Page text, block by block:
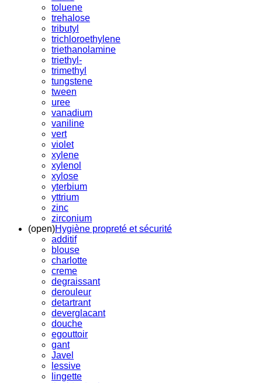
toluene
trehalose
tributyl
trichloroethylene
triethanolamine
triethyl-
trimethyl
tungstene
tween
uree
vanadium
vaniline
vert
violet
xylene
xylenol
xylose
yterbium
yttrium
zinc
zirconium
(open)Hygiène propreté et sécurité
additif
blouse
charlotte
creme
degraissant
derouleur
detartrant
deverglacant
douche
egouttoir
gant
Javel
lessive
lingette